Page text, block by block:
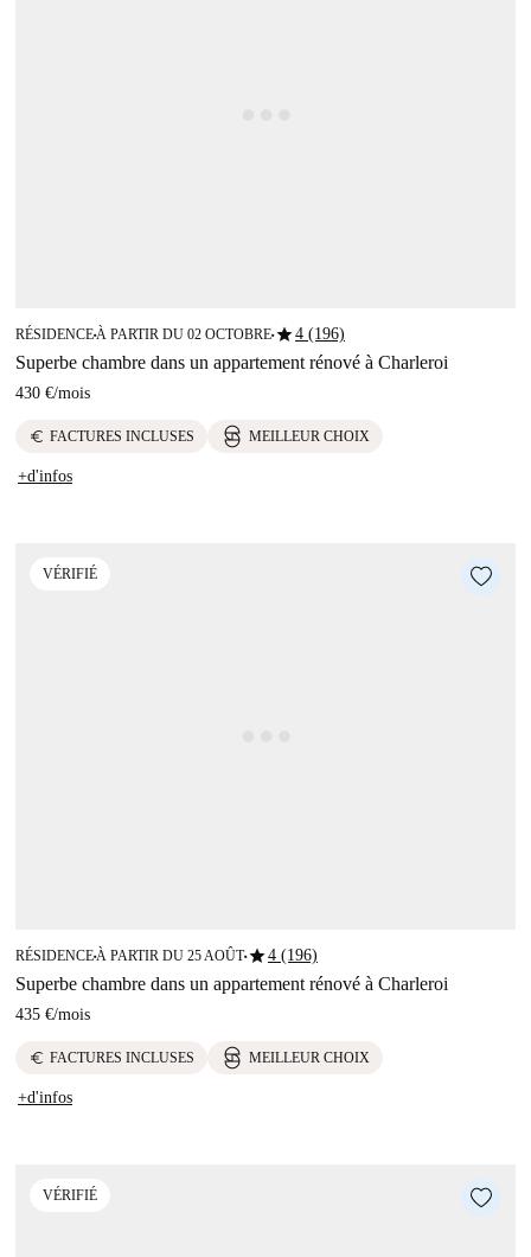
RÉSIDENCE■À PARTIR DU 02 OCTOBRE■star4 (196)
Superbe chambre dans un appartement rénové à Charleroi
430 €/mois
euro FACTURES INCLUSES MEILLEUR CHOIX
+d'infos
VÉRIFIÉ
RÉSIDENCE■À PARTIR DU 25 AOÛT■star4 (196)
Superbe chambre dans un appartement rénové à Charleroi
435 €/mois
euro FACTURES INCLUSES MEILLEUR CHOIX
+d'infos
VÉRIFIÉ